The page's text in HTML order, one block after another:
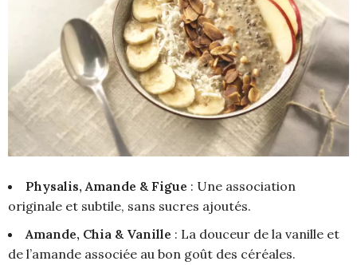
Physalis, Amande & Figue : Une association
originale et subtile, sans sucres ajoutés.
Amande, Chia & Vanille : La douceur de la vanille et
de l’amande associée au bon goût des céréales.